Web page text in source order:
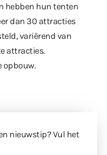
hebben hun tenten
dan 30 attracties
variërend van
attracties.
opbouw.
nieuwstip? Vul het